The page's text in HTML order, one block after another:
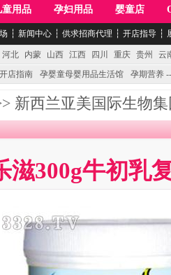
童用品 孕妇用品 婴童店
┆ 新闻中心 ┆ 供求招商代理 ┆ 开店指导 ┆
河北 内蒙 山西 江西 四川 重庆 贵州
云
店指南 孕婴童母婴用品生活馆 孕期营养
新西兰亚美国际生物
滋300g牛初乳